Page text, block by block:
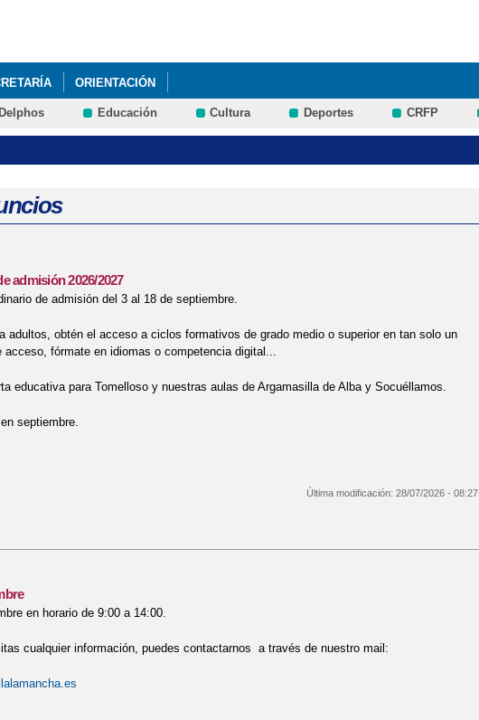
ORIENTACIÓN
Delphos Educación Cultura Deportes CRFP
admisión 2026/2027
de admisión del 3 al 18 de septiembre.
adultos, obtén el acceso a ciclos formativos de grado medio o superior en tan solo un
acceso, fórmate en idiomas o competencia digital...
educativa para Tomelloso y nuestras aulas de Argamasilla de Alba y Socuéllamos.
septiembre.
Última modificación: 28/07/2026 - 08:27
en horario de 9:00 a 14:00.
cualquier información, puedes contactarnos a través de nuestro mail: